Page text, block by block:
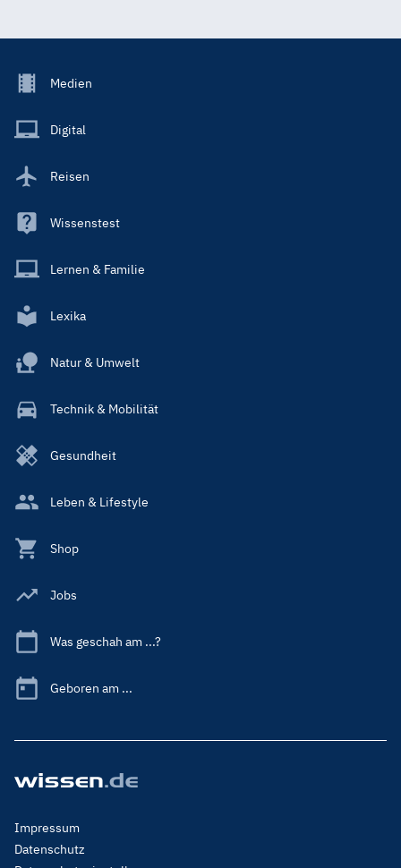
Footer
Main
Medien
Digital
Reisen
Wissenstest
Lernen & Familie
Lexika
Natur & Umwelt
Technik & Mobilität
Gesundheit
Leben & Lifestyle
Shop
Jobs
Was geschah am ...?
Geboren am ...
Footer
Menu
Impressum
Datenschutz